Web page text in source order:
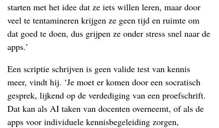
starten met het idee dat ze iets willen leren, maar door
veel te tentamineren krijgen ze geen tijd en ruimte om
dat goed te doen, dus grijpen ze onder stress snel naar de
apps.’
Een scriptie schrijven is geen valide test van kennis
meer, vindt hij. ‘Je moet er komen door een socratisch
gesprek, lijkend op de verdediging van een proefschrift.
Dat kan als AI taken van docenten overneemt, of als de
apps voor individuele kennisbegeleiding zorgen,